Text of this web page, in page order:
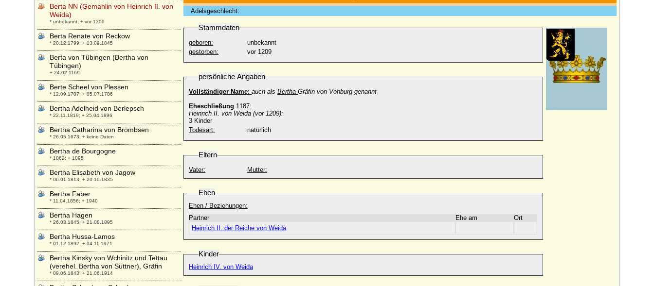
Adelsgeschlecht:
Stammdaten
geboren:
unbekannt
gestorben:
vor 1209
persönliche Angaben
Vollständiger Name: auch als Bertha Gräfin von Vohburg genannt
Eheschließung 1187:
Heinrich II. von Weida (vor 1209):
3 Kinder
Todesart:
natürlich
Eltern
Vater: Mutter:
Ehen
Ehen / Beziehungen:
Partner
Ehe am
Ort
Heinrich II. der Reiche von Weida
Kinder
Heinrich IV. von Weida
Berta NN (Gemahlin von Heinrich II. von
Weida)
* unbekannt; + vor 1209
Berta Renate von Reckow
* 20.12.1799; + 13.09.1845
Berta von Tübingen (Bertha von
Tübingen)
+ 24.02.1169
Berte Scheel von Plessen
* 12.09.1707; + 05.07.1786
Bertha Adelheid von Berlepsch
* 22.11.1819; + 25.04.1896
Bertha Catharina von Brömbsen
* 26.05.1673; + keine Daten
Bertha de Bourgogne
* 1062; + 1095
Bertha Elisabeth von Jagow
* 06.01.1813; + 20.10.1835
Bertha Faber
* 11.04.1856; + 1940
Bertha Hagen
* 26.03.1845; + 21.08.1895
Bertha Hussa-Lamos
* 01.12.1892; + 04.11.1971
Bertha Kinsky von Wchinitz und Tettau
(verehel. Bertha von Suttner), Gräfin
* 09.06.1843; + 21.06.1914